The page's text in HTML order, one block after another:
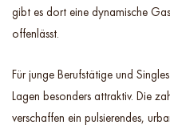
gibt es dort eine dynamische
offenlässt.
Für junge Berufstätige und
Lagen besonders attraktiv. Die
verschaffen ein pulsierendes,